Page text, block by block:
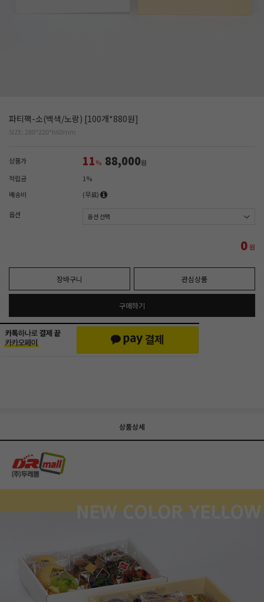
파티팩-소(백색/노랑) [100개*880원]
SIZE: 280*220*h60mm
상품가 11% 88,000원
적립금
1%
배송비
(무료)
옵션
0원
장바구니 관심상품
구매하기
상품상세